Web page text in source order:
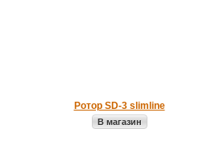
Ротор SD-3 slimline
В магазин